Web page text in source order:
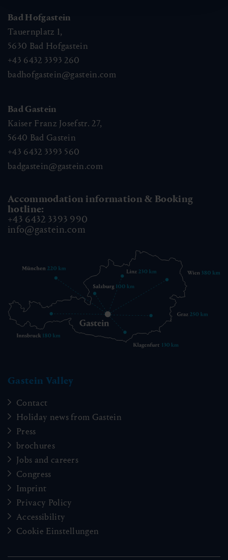
Bad Hofgastein
Tauernplatz 1,
5630 Bad Hofgastein
+43 6432 3393 260
badhofgastein@gastein.com
Bad Gastein
Kaiser Franz Josefstr. 27,
5640 Bad Gastein
+43 6432 3393 560
badgastein@gastein.com
Accommodation information & Booking
hotline:
+43 6432 3393 990
info@gastein.com
Gastein Valley
Contact
Holiday news from Gastein
Press
brochures
Jobs and careers
Congress
Imprint
Privacy Policy
Accessibility
Cookie Einstellungen